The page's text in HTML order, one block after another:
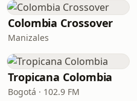
Colombia Crossover
Manizales
Tropicana Colombia
Bogotá · 102.9 FM